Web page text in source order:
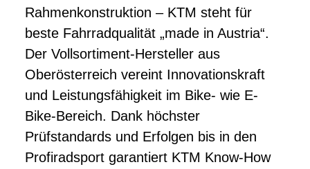
Rahmenkonstruktion – KTM steht für
beste Fahrradqualität „made in Austria“.
Der Vollsortiment-Hersteller aus
Oberösterreich vereint Innovationskraft
und Leistungsfähigkeit im Bike- wie E-
Bike-Bereich. Dank höchster
Prüfstandards und Erfolgen bis in den
Profiradsport garantiert KTM Know-How